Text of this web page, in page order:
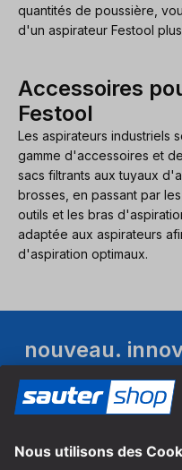
quantités de poussière,
d'un aspirateur Festool
Accessoires
Festool
Les aspirateurs industriels
gamme d'accessoires et
sacs filtrants aux tuyaux
brosses, en passant par
outils et les bras
adaptée aux aspirateurs
d'aspiration optimaux.
nouveau.
C'est ce que nous
des produits